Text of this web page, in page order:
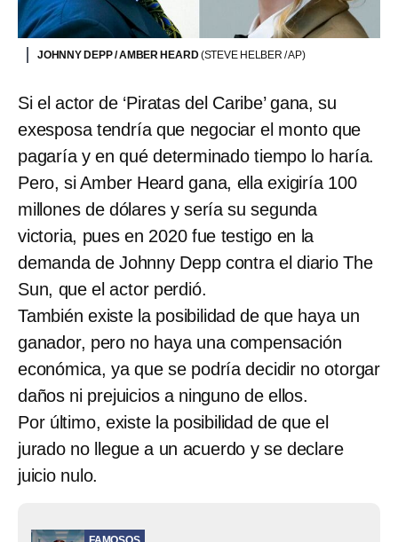
JOHNNY DEPP / AMBER HEARD(STEVE HELBER / AP)
Si el actor de ‘Piratas del Caribe’ gana, su
exesposa tendría que negociar el monto que
pagaría y en qué determinado tiempo lo haría.
Pero, si Amber Heard gana, ella exigiría 100
millones de dólares y sería su segunda
victoria, pues en 2020 fue testigo en la
demanda de Johnny Depp contra el diario The
Sun, que el actor perdió.
También existe la posibilidad de que haya un
ganador, pero no haya una compensación
económica, ya que se podría decidir no otorgar
daños ni prejuicios a ninguno de ellos.
Por último, existe la posibilidad de que el
jurado no llegue a un acuerdo y se declare
juicio nulo.